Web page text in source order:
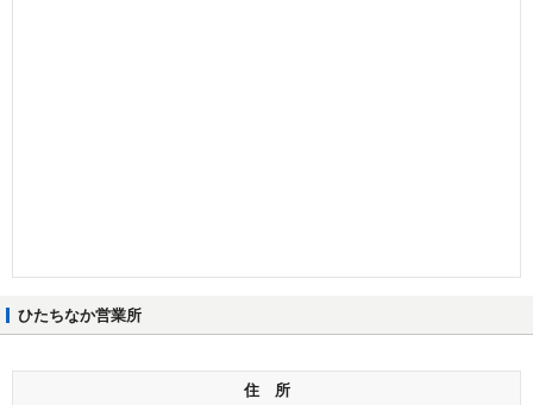
ひたちなか営業所
住 所